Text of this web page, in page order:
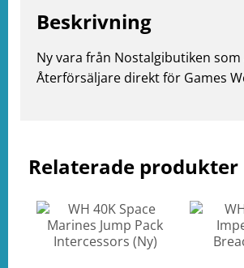
Relaterade produkter
Beskrivning
Ny vara från Nostalgibutiken som
Återförsäljare direkt för Games